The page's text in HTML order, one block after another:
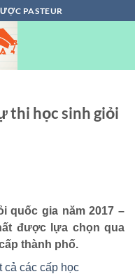
PASTEUR
thi học sinh giỏi
quốc gia năm 2017 –
được lựa chọn qua
thành phố.
các cấp học